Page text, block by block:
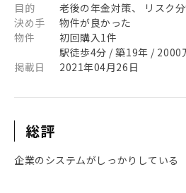
目的
老後の年金対策、 リスク
決め手
物件が良かった
物件
初回購入1件
駅徒歩4分 / 築19年 / 2000
掲載日
2021年04月26日
総評
企業のシステムがしっかりしている